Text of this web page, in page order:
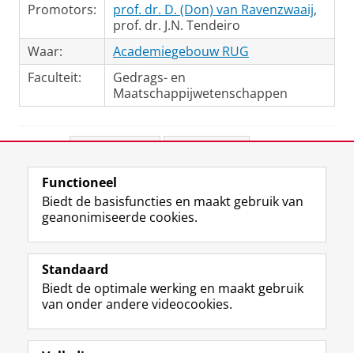
Promotors:
prof. dr. D. (Don) van Ravenzwaaij,
prof. dr. J.N. Tendeiro
Waar:
Academiegebouw RUG
Faculteit:
Gedrags- en
Maatschappijwetenschappen
View this page in:English
Volg de RUG
F
a
e
b
o
L
i
k
e
I
R
S
-
f
e
I
n
t
r
Y
o
T
e
Studiekiezers
Functioneel
Biedt de basisfuncties en maakt gebruik van
geanonimiseerde cookies.
Standaard
Biedt de optimale werking en maakt gebruik
van onder andere videocookies.